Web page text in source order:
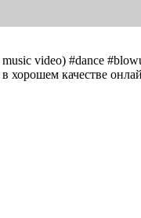
video) #dance
хорошем качестве